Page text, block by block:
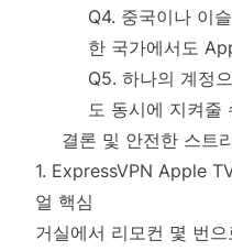
Q4. 중국이나 이
한 국가에서도
Q5. 하나의 계정
도 동시에 지켜줄
결론 및 안전한 스트
1. ExpressVPN Apple
얼 핵심
거실에서 리모컨 몇 번